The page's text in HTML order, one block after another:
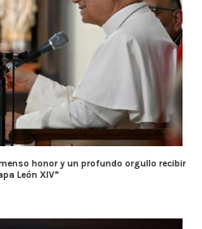
honor y un profundo orgullo recibir
León XIV”